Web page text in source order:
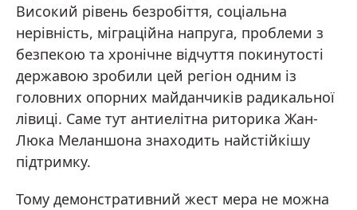
Високий рівень безробіття, соціальна
нерівність, міграційна напруга, проблеми з
безпекою та хронічне відчуття покинутості
державою зробили цей регіон одним із
головних опорних майданчиків радикальної
лівиці. Саме тут антиелітна риторика Жан-
Люка Меланшона знаходить найстійкішу
підтримку.
Тому демонстративний жест мера не можна